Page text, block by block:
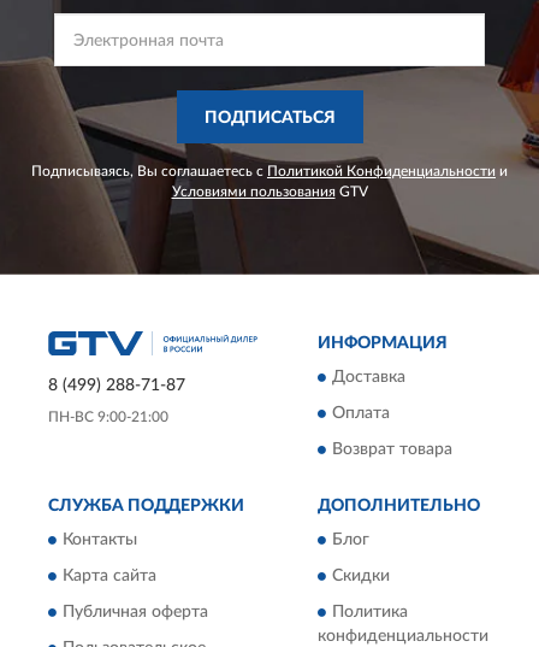
ПОДПИСАТЬСЯ
Подписываясь, Вы соглашаетесь с Политикой Конфиденциальности и
Условиями пользованияGTV
8 (499) 288-71-87
ПН-ВС 9:00-21:00
ИНФОРМАЦИЯ
Доставка
Оплата
Возврат товара
СЛУЖБА ПОДДЕРЖКИ
Контакты
Карта сайта
Публичная оферта
ДОПОЛНИТЕЛЬНО
Блог
Скидки
Политика
конфиденциальности